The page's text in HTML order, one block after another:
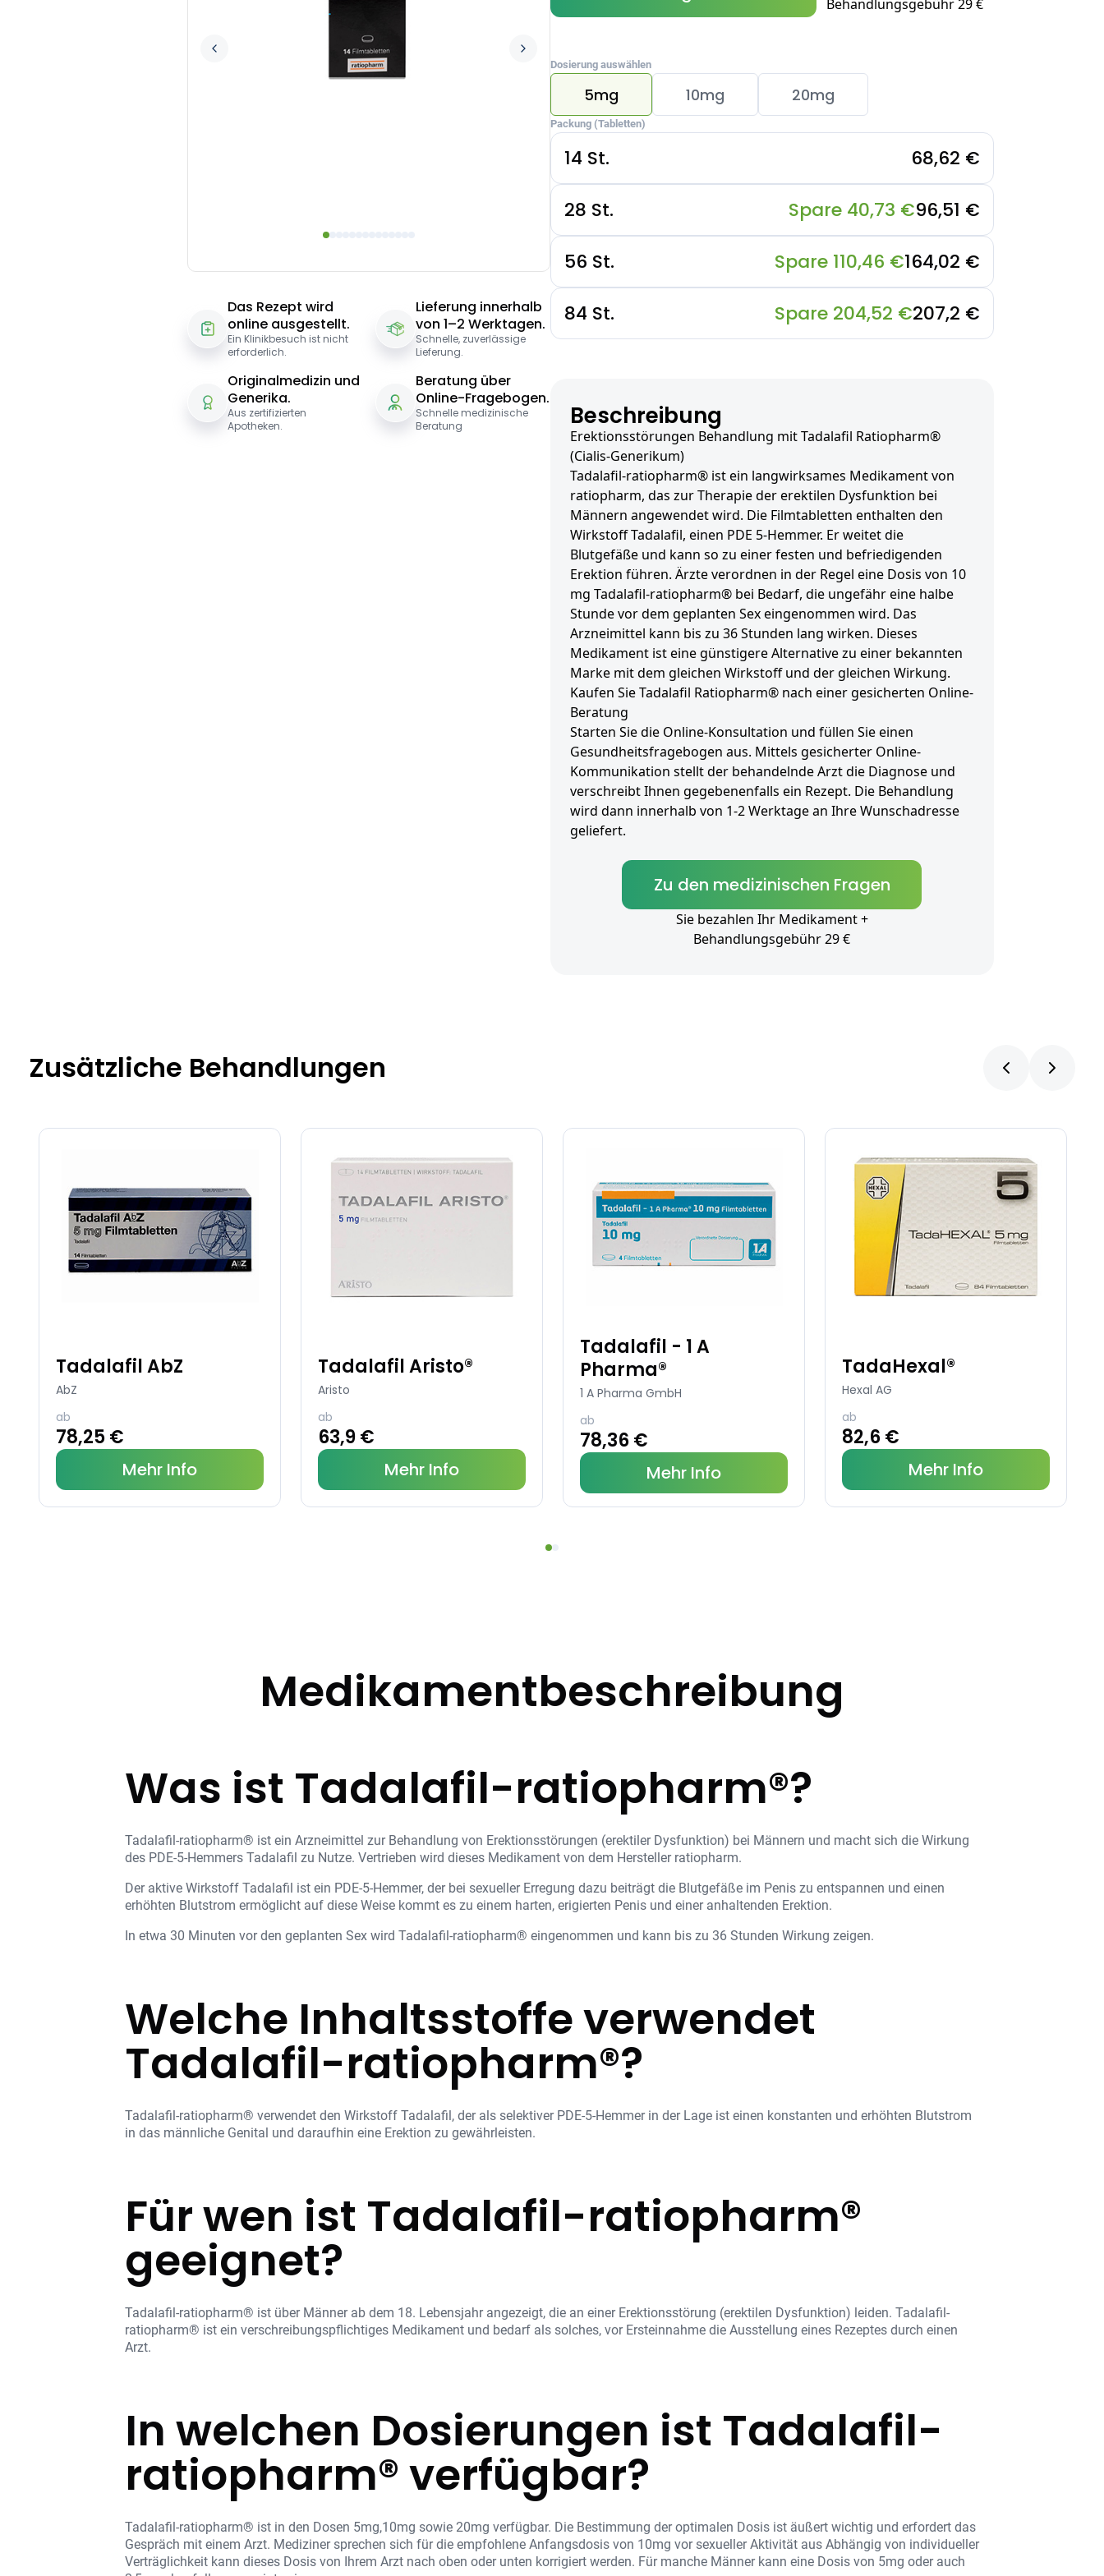
Das Rezept wird
online ausgestellt.
Ein Klinikbesuch ist nicht
erforderlich.
Lieferung innerhalb
von 1–2 Werktagen.
Schnelle, zuverlässige
Lieferung.
Originalmedizin und
Generika.
Aus zertifizierten
Apotheken.
Beratung über
Online-Fragebogen.
Schnelle medizinische
Beratung
Behandlungsgebühr 29 €
Dosierung auswählen
5mg 10mg 20mg
Packung (Tabletten)
14 St. 68,62 €
28 St. Spare 40,73 €96,51 €
56 St. Spare 110,46 €164,02 €
84 St. Spare 204,52 €207,2 €
Beschreibung
Erektionsstörungen Behandlung mit Tadalafil Ratiopharm®
(Cialis-Generikum)
Tadalafil-ratiopharm® ist ein langwirksames Medikament von
ratiopharm, das zur Therapie der erektilen Dysfunktion bei
Männern angewendet wird. Die Filmtabletten enthalten den
Wirkstoff Tadalafil, einen PDE 5-Hemmer. Er weitet die
Blutgefäße und kann so zu einer festen und befriedigenden
Erektion führen. Ärzte verordnen in der Regel eine Dosis von 10
mg Tadalafil-ratiopharm® bei Bedarf, die ungefähr eine halbe
Stunde vor dem geplanten Sex eingenommen wird. Das
Arzneimittel kann bis zu 36 Stunden lang wirken. Dieses
Medikament ist eine günstigere Alternative zu einer bekannten
Marke mit dem gleichen Wirkstoff und der gleichen Wirkung.
Kaufen Sie Tadalafil Ratiopharm® nach einer gesicherten Online-
Beratung
Starten Sie die Online-Konsultation und füllen Sie einen
Gesundheitsfragebogen aus. Mittels gesicherter Online-
Kommunikation stellt der behandelnde Arzt die Diagnose und
verschreibt Ihnen gegebenenfalls ein Rezept. Die Behandlung
wird dann innerhalb von 1-2 Werktage an Ihre Wunschadresse
geliefert.
Zu den medizinischen Fragen
Sie bezahlen Ihr Medikament +
Behandlungsgebühr 29 €
Zusätzliche Behandlungen
Tadalafil AbZ
AbZ
ab
78,25 €
Mehr Info
Tadalafil Aristo®
Aristo
ab
63,9 €
Mehr Info
Tadalafil - 1 A
Pharma®
1 A Pharma GmbH
ab
78,36 €
Mehr Info
TadaHexal®
Hexal AG
ab
82,6 €
Mehr Info
Medikamentbeschreibung
Was ist Tadalafil-ratiopharm®?
Tadalafil-ratiopharm® ist ein Arzneimittel zur Behandlung von Erektionsstörungen (erektiler Dysfunktion) bei Männern und macht sich die Wirkung
des PDE-5-Hemmers Tadalafil zu Nutze. Vertrieben wird dieses Medikament von dem Hersteller ratiopharm.
Der aktive Wirkstoff Tadalafil ist ein PDE-5-Hemmer, der bei sexueller Erregung dazu beiträgt die Blutgefäße im Penis zu entspannen und einen
erhöhten Blutstrom ermöglicht auf diese Weise kommt es zu einem harten, erigierten Penis und einer anhaltenden Erektion.
In etwa 30 Minuten vor den geplanten Sex wird Tadalafil-ratiopharm® eingenommen und kann bis zu 36 Stunden Wirkung zeigen.
Welche Inhaltsstoffe verwendet
Tadalafil-ratiopharm®?
Tadalafil-ratiopharm® verwendet den Wirkstoff Tadalafil, der als selektiver PDE-5-Hemmer in der Lage ist einen konstanten und erhöhten Blutstrom
in das männliche Genital und daraufhin eine Erektion zu gewährleisten.
Für wen ist Tadalafil-ratiopharm®
geeignet?
Tadalafil-ratiopharm® ist über Männer ab dem 18. Lebensjahr angezeigt, die an einer Erektionsstörung (erektilen Dysfunktion) leiden. Tadalafil-
ratiopharm® ist ein verschreibungspflichtiges Medikament und bedarf als solches, vor Ersteinnahme die Ausstellung eines Rezeptes durch einen
Arzt.
In welchen Dosierungen ist Tadalafil-
ratiopharm® verfügbar?
Tadalafil-ratiopharm® ist in den Dosen 5mg,10mg sowie 20mg verfügbar. Die Bestimmung der optimalen Dosis ist äußert wichtig und erfordert das
Gespräch mit einem Arzt. Mediziner sprechen sich für die empfohlene Anfangsdosis von 10mg vor sexueller Aktivität aus Abhängig von individueller
Verträglichkeit kann dieses Dosis von Ihrem Arzt nach oben oder unten korrigiert werden. Für manche Männer kann eine Dosis von 5mg oder auch